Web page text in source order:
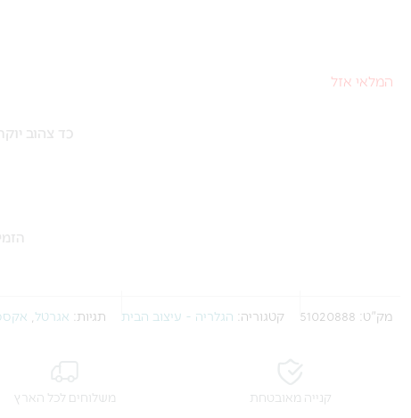
המלאי אזל
כד צהוב
מק"ט: 51020888 קטגוריה: הגלריה - עיצוב הבית תגיות: אגרטל
קנייה מאובטחת משלוחים לכל הארץ